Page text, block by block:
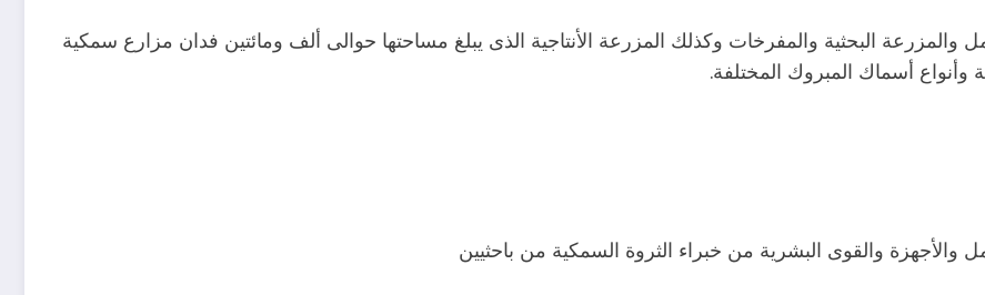
البحثية والمفرخات وكذلك المزرعة الأنتاجية الذى يبلغ مساحتها حوالى ألف ومائتين فدان مزارع سمكية
وأنواع أسماك المبروك المختلفة.
والقوى البشرية من خبراء الثروة السمكية من باحثيين